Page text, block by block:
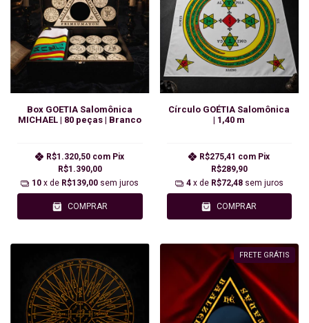
Box GOETIA Salomônica
MICHAEL | 80 peças | Branco
R$1.390,00
R$1.320,50 com Pix
10 x de R$139,00 sem juros
COMPRAR
Círculo GOÉTIA Salomônica
| 1,40 m
R$289,90
R$275,41 com Pix
4 x de R$72,48 sem juros
COMPRAR
FRETE GRÁTIS